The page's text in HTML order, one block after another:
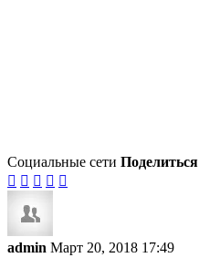
Социальные сети Поделиться
    
admin Март 20, 2018 17:49